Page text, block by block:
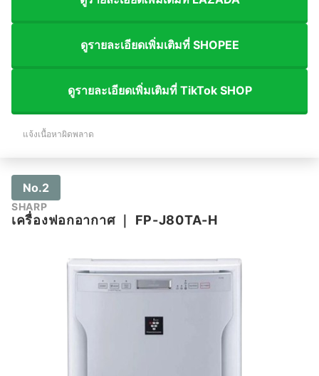
ดูรายละเอียดเพิ่มเติมที่ SHOPEE
ดูรายละเอียดเพิ่มเติมที่ TikTok SHOP
แจ้งเนื้อหาผิดพลาด
No.2
SHARP
เครื่องฟอกอากาศ｜ FP-J80TA-H